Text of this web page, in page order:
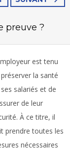
preuve ?
est tenu
la santé
salariés et de
de leur
À ce titre, il
prendre toutes les
nécessaires